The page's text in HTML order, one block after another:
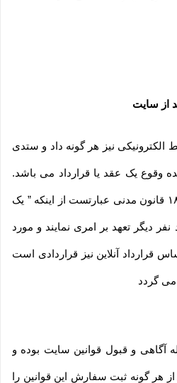
از سایت
نیز هر گونه داد و ستدی
وقوع یک عقد یا قرارداد می باشد.
عقد یا قرارداد مطابق ماده ۱۸۳ قانون مدنی عبارتست از اینکه ” یک
دیگر تعهد بر امری نمایند و مورد
قرارداد آنلاین نیز قراردادی است
می گردد
آگاهی و قبول قوانین سایت بوده و
گونه ثبت سفارش این قوانین را